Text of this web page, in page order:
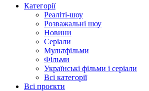
Категорії
Реаліті-шоу
Розважальні шоу
Новини
Серіали
Мультфільми
Фільми
Українські фільми і серіали
Всі категорії
Всі проєкти